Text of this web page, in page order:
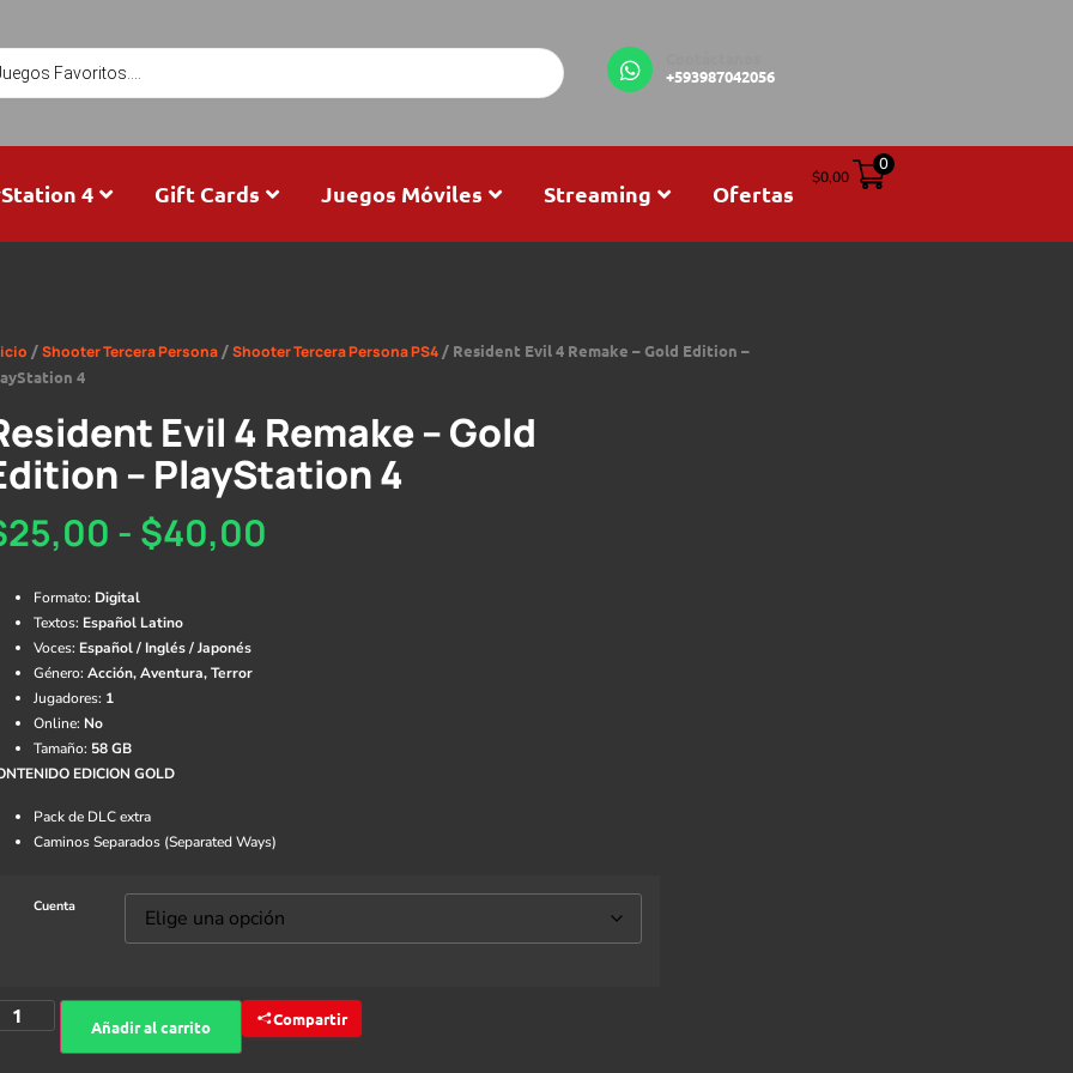
+593987042056
4 Gift Cards Juegos Móviles Streaming Ofertas
$0,00
0
/Shooter Tercera Persona/Shooter Tercera Persona PS4/ Resident Evil 4 Remake – Gold Edition –
4
Evil 4 Remake – Gold
– PlayStation 4
25,00 - $40,00
Formato: Digital
Textos: Español Latino
Voces: Español / Inglés / Japonés
Género: Acción, Aventura, Terror
Jugadores: 1
Online: No
Tamaño: 58 GB
EDICION GOLD
Pack de DLC extra
Caminos Separados (Separated Ways)
Cuenta
Añadir al carrito Compartir